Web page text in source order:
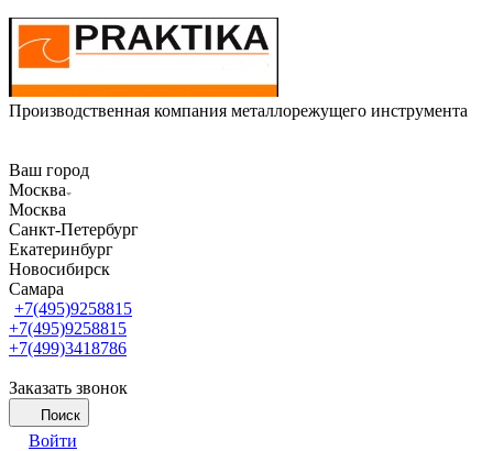
Производственная компания металлорежущего инструмента
Ваш город
Москва
Москва
Санкт-Петербург
Екатеринбург
Новосибирск
Самара
+7(495)9258815
+7(495)9258815
+7(499)3418786
Заказать звонок
Поиск
Войти